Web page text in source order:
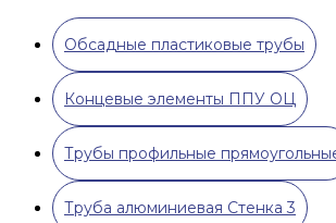
Обсадные пластиковые трубы
Концевые элементы ППУ ОЦ
Трубы профильные
Труба алюминиевая Стенка 3